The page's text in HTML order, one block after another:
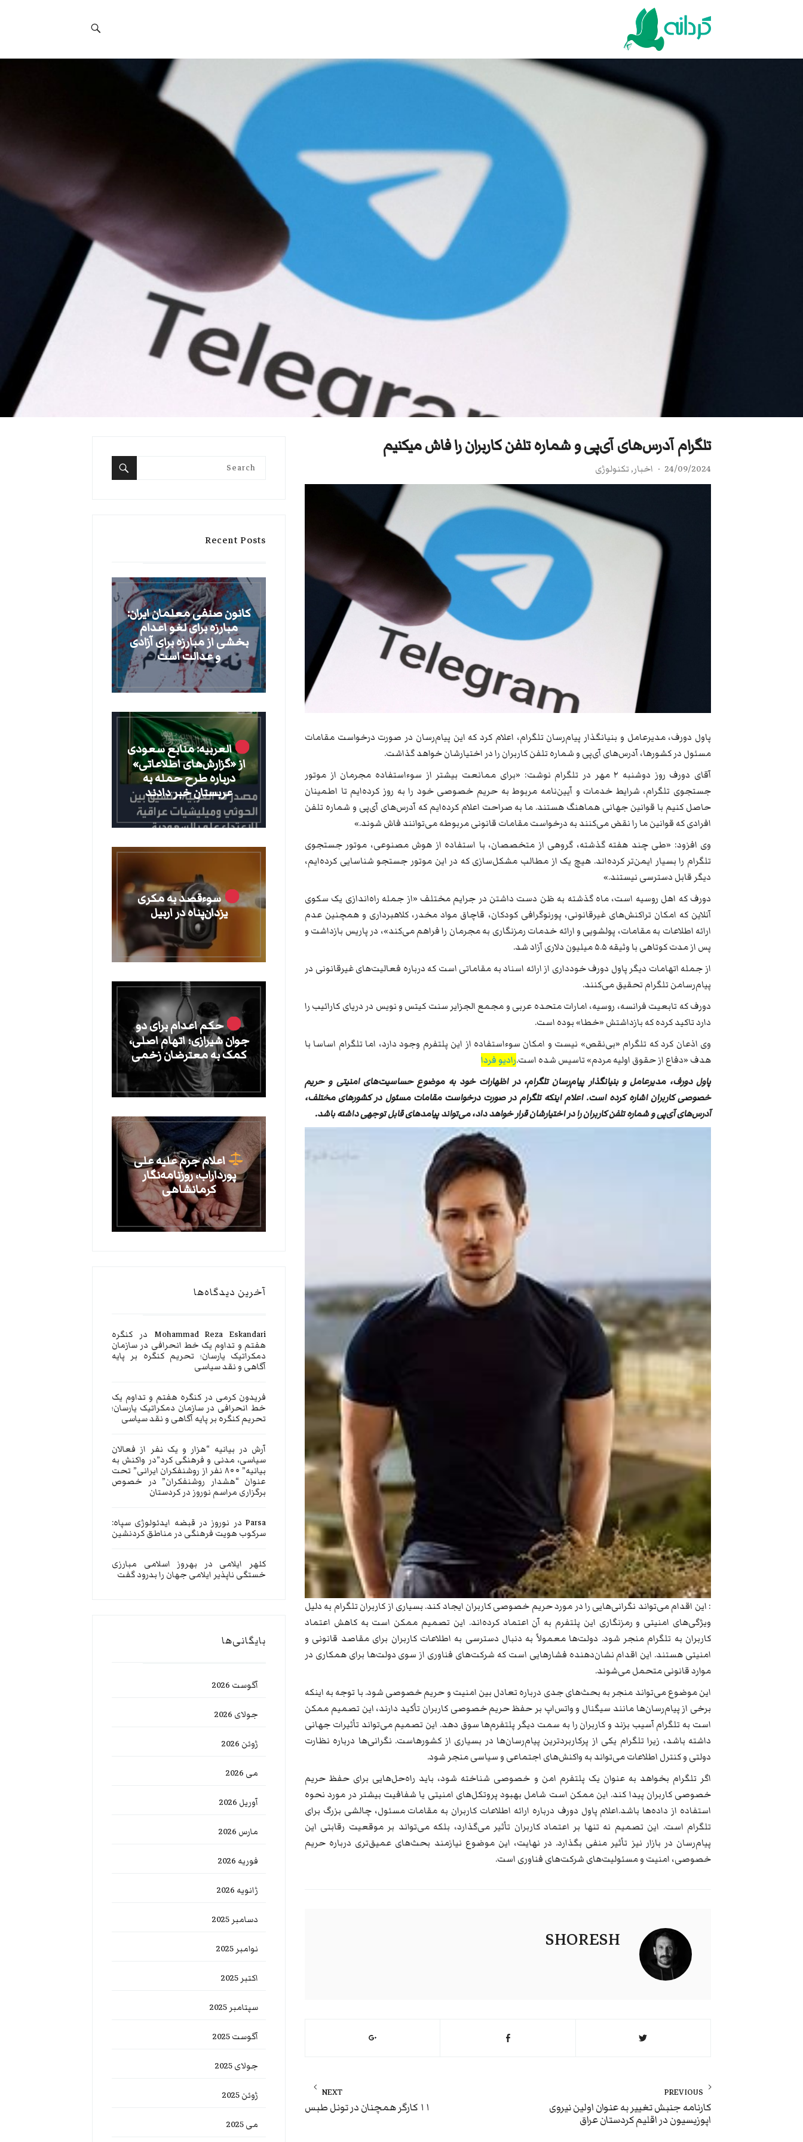
تلگرام آدرس‌های آی‌پی و شماره تلفن کاربران را فاش میکنیم
24/09/2024 اخبار, تکنولوژی
پاول دورف، مدیرعامل و بنیانگذار پیام‌رسان تلگرام، اعلام کرد که این پیام‌رسان در صورت درخواست مقامات
مسئول در کشورها، آدرس‌های آی‌پی و شماره تلفن کاربران را در اختیارشان خواهد گذاشت.
آقای دورف روز دوشنبه ۲ مهر در تلگرام نوشت: «برای ممانعت بیشتر از سوء‌استفاده مجرمان از موتور
جستجوی تلگرام، شرایط خدمات و آیین‌نامه مربوط به حریم خصوصی خود را به روز کرده‌ایم تا اطمینان
حاصل کنیم با قوانین جهانی هماهنگ هستند. ما به صراحت اعلام کرده‌ایم که آدرس‌های آی‌پی و شماره تلفن
افرادی که قوانین ما را نقض می‌کنند به درخواست‌ مقامات قانونی مربوطه می‌توانند فاش شوند.»
وی افزود: «طی چند هفته گذشته، گروهی از متخصصان، با استفاده از هوش مصنوعی، موتور جستجوی
تلگرام را بسیار ایمن‌تر کرده‌اند. هیچ یک از مطالب مشکل‌سازی که در این موتور جستجو شناسایی کرده‌ایم،
دیگر قابل دسترسی نیستند.»
دورف که اهل روسیه است، ماه گذشته به ظن دست داشتن در جرایم مختلف «از جمله راه‌اندازی یک سکوی
آنلاین که امکان تراکنش‌های غیرقانونی، پورنوگرافی کودکان، قاچاق مواد مخدر، کلاهبرداری و همچنین عدم
ارائه اطلاعات به مقامات، پولشویی و ارائه خدمات رمزنگاری به مجرمان را فراهم می‌کند»، در پاریس بازداشت و
پس از مدت کوتاهی با وثیقه ۵.۵ میلیون دلاری آزاد شد.
از جمله اتهامات دیگر پاول دورف خودداری از ارائه اسناد به مقاماتی است که درباره فعالیت‌های غیرقانونی در
پیام‌رسامن تلگرام تحقیق می‌کنند.
دورف که تابعیت فرانسه، روسیه، امارات متحده عربی و مجمع الجزایر سنت کیتس و نویس در دریای کارائیب را
دارد تاکید کرده که بازداشتش «خطا» بوده است.
وی اذعان کرد که تلگرام «بی‌نقص» نیست و امکان سوء‌استفاده از این پلتفرم وجود دارد، اما تلگرام اساسا با
هدف «دفاع از حقوق اولیه مردم» تاسیس شده است.رادیو فردا
پاول دورف، مدیرعامل و بنیانگذار پیام‌رسان تلگرام، در اظهارات خود به موضوع حساسیت‌های امنیتی و حریم
خصوصی کاربران اشاره کرده است. اعلام اینکه تلگرام در صورت درخواست مقامات مسئول در کشورهای مختلف،
آدرس‌های آی‌پی و شماره تلفن کاربران را در اختیارشان قرار خواهد داد، می‌تواند پیامدهای قابل توجهی داشته باشد.
: این اقدام می‌تواند نگرانی‌هایی را در مورد حریم خصوصی کاربران ایجاد کند. بسیاری از کاربران تلگرام به دلیل
ویژگی‌های امنیتی و رمزنگاری این پلتفرم به آن اعتماد کرده‌اند. این تصمیم ممکن است به کاهش اعتماد
کاربران به تلگرام منجر شود. دولت‌ها معمولاً به دنبال دسترسی به اطلاعات کاربران برای مقاصد قانونی و
امنیتی هستند. این اقدام نشان‌دهنده فشارهایی است که شرکت‌های فناوری از سوی دولت‌ها برای همکاری در
موارد قانونی متحمل می‌شوند.
این موضوع می‌تواند منجر به بحث‌های جدی درباره تعادل بین امنیت و حریم خصوصی شود. با توجه به اینکه
برخی از پیام‌رسان‌ها مانند سیگنال و واتس‌اپ بر حفظ حریم خصوصی کاربران تأکید دارند، این تصمیم ممکن
است به تلگرام آسیب بزند و کاربران را به سمت دیگر پلتفرم‌ها سوق دهد. این تصمیم می‌تواند تأثیرات جهانی
داشته باشد، زیرا تلگرام یکی از پرکاربردترین پیام‌رسان‌ها در بسیاری از کشورهاست. نگرانی‌ها درباره نظارت
دولتی و کنترل اطلاعات می‌تواند به واکنش‌های اجتماعی و سیاسی منجر شود.
اگر تلگرام بخواهد به عنوان یک پلتفرم امن و خصوصی شناخته شود، باید راه‌حل‌هایی برای حفظ حریم
خصوصی کاربران پیدا کند. این ممکن است شامل بهبود پروتکل‌های امنیتی یا شفافیت بیشتر در مورد نحوه
استفاده از داده‌ها باشد.اعلام پاول دورف درباره ارائه اطلاعات کاربران به مقامات مسئول، چالشی بزرگ برای
تلگرام است. این تصمیم نه تنها بر اعتماد کاربران تأثیر می‌گذارد، بلکه می‌تواند بر موقعیت رقابتی این
پیام‌رسان در بازار نیز تأثیر منفی بگذارد. در نهایت، این موضوع نیازمند بحث‌های عمیق‌تری درباره حریم
خصوصی، امنیت و مسئولیت‌های شرکت‌های فناوری است.
SHORESH
راهبری
نوشته
PREVIOUS
Previous
post:
کارنامه جنبش تغییر به عنوان اولین نیروی
اپوزیسیون در اقلیم کردستان عراق
NEXT
۱۱ کارگر همچنان در تونل طبس
Search
Recent Posts
کانون صنفی معلمان ایران:
مبارزه برای لغو اعدام
بخشی از مبارزه برای آزادی
و عدالت است
العربیه: منابع سعودی
از «گزارش‌های اطلاعاتی»
درباره طرح حمله به
عربستان خبر دادند
سوءقصد به مکری
یزدان‌پناه در اربیل
حکم اعدام برای دو
جوان شیرازی؛ اتهام اصلی،
کمک به معترضان زخمی
اعلام جرم علیه علی
پورداراب، روزنامه‌نگار
کرمانشاهی
آخرین دیدگاه‌ها
Mohammad Reza Eskandari در کنگره
هفتم و تداوم یک خط انحرافی در سازمان
دمکراتیک یارسان؛ تحریم کنگره بر پایه
آگاهی و نقد سیاسی
فریدون کرمی در کنگره هفتم و تداوم یک
خط انحرافی در سازمان دمکراتیک یارسان؛
تحریم کنگره بر پایه آگاهی و نقد سیاسی
آرش در بیانیه “هزار و یک نفر از فعالان
سیاسی، مدنی و فرهنگی کرد”در واکنش به
بیانیه” ۸۰۰ نفر از روشنفکران ایرانی” تحت
عنوان “هشدار روشنفکران” در خصوص
برگزاری مراسم نوروز در کردستان
Parsaدر نوروز در قبضه ایدئولوژی سپاه:
سرکوب هویت فرهنگی در مناطق کردنشین
کلهر ایلامی در بهروز اسلامی مبارزی
خستگی ناپذیر ایلامی جهان را بدرود گفت
بایگانی‌ها
آگوست 2026
جولای 2026
ژوئن 2026
می 2026
آوریل 2026
مارس 2026
فوریه 2026
ژانویه 2026
دسامبر 2025
نوامبر 2025
اکتبر 2025
سپتامبر 2025
آگوست 2025
جولای 2025
ژوئن 2025
می 2025